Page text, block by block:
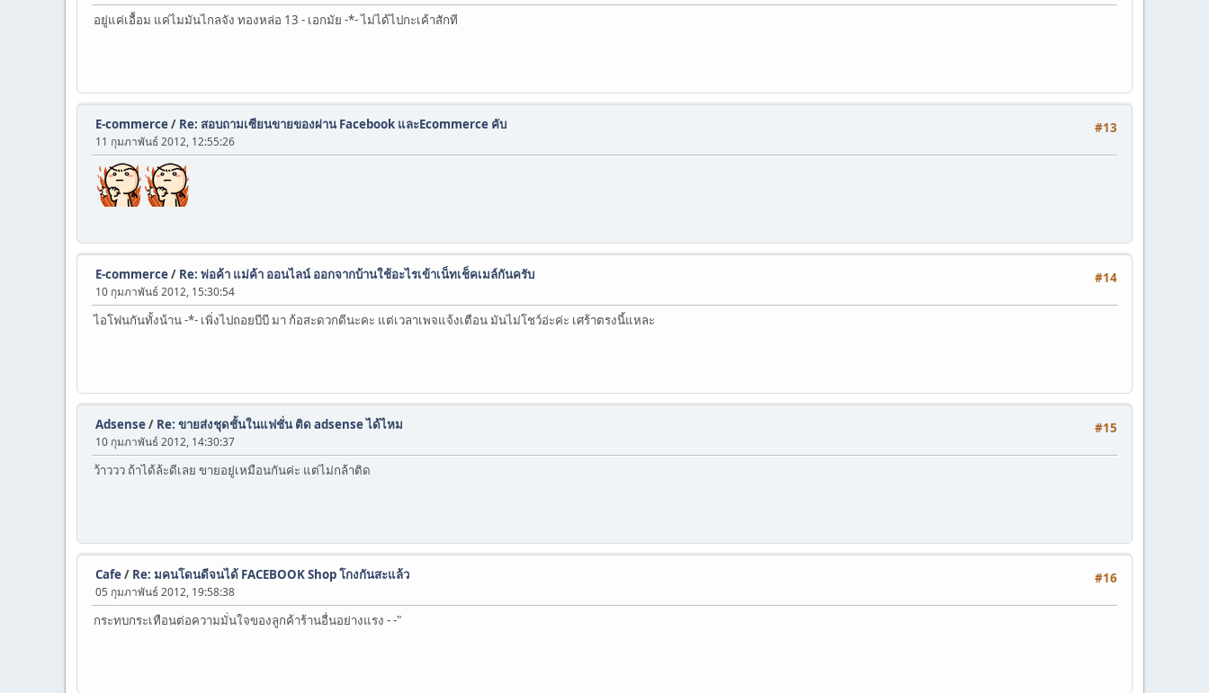
อยู่แค่เอื้อม แค่ไมมันไกลจัง ทองหล่อ 13 - เอกมัย -*- ไม่ได้ไปกะเค้าสักที
#13
E-commerce/ Re: สอบถามเซียนขายของผ่าน Facebook และEcommerce คับ
11 กุมภาพันธ์ 2012, 12:55:26
#14
E-commerce/ Re: พ่อค้า แม่ค้า ออนไลน์ ออกจากบ้านใช้อะไรเข้าเน็ทเช็คเมล์กันครับ
10 กุมภาพันธ์ 2012, 15:30:54
ไอโฟนกันทั้งน้าน -*- เพิ่งไปถอยบีบี มา ก้อสะดวกดีนะคะ แต่เวลาเพจแจ้งเตือน มันไม่โชว์อ่ะค่ะ เศร้าตรงนี้แหละ
#15
Adsense/ Re: ขายส่งชุดชั้นในแฟชั่น ติด adsense ได้ไหม
10 กุมภาพันธ์ 2012, 14:30:37
ว้าววว ถ้าได้ล้ะดีเลย ขายอยู่เหมือนกันค่ะ แต่ไม่กล้าติด
#16
Cafe/ Re: มคนโดนดีจนได้ FACEBOOK Shop โกงกันสะแล้ว
05 กุมภาพันธ์ 2012, 19:58:38
กระทบกระเทือนต่อความมั่นใจของลูกค้าร้านอื่นอย่างแรง - -"